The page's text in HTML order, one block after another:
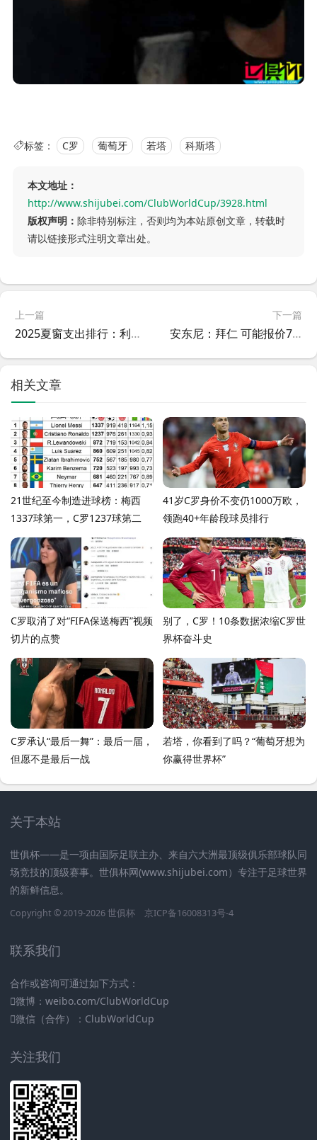
标签： C罗 葡萄牙 若塔 科斯塔
本文地址：
http://www.shijubei.com/ClubWorldCup/3928.html
版权声明： 除非特别标注，否则均为本站原创文章，转载时
请以链接形式注明文章出处。
上一篇
2025夏窗支出排行：利物浦 遥遥领先
下一篇
安东尼：拜仁 可能报价700万净年薪，我仍选择 贝蒂斯
相关文章
21世纪至今制造进球榜：梅西
1337球第一，C罗1237球第二
41岁C罗身价不变仍1000万欧，
领跑40+年龄段球员排行
C罗取消了对“FIFA保送梅西”视频
切片的点赞
别了，C罗！10条数据浓缩C罗世
界杯奋斗史
C罗承认“最后一舞”：最后一届，
但愿不是最后一战
若塔，你看到了吗？“葡萄牙想为
你赢得世界杯”
关于本站
世俱杯——是一项由国际足联主办、来自六大洲最顶级俱乐部球队同
场竞技的顶级赛事。世俱杯网(www.shijubei.com）专注于足球世界
的新鲜信息。
Copyright © 2019-2026 世俱杯 京ICP备16008313号-4
联系我们
合作或咨询可通过如下方式：
微博：weibo.com/ClubWorldCup
微信（合作）：ClubWorldCup
关注我们